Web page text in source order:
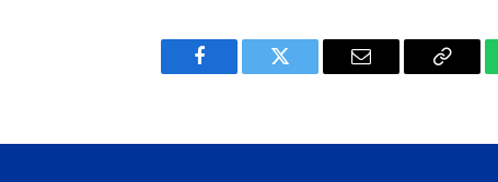
Facebook Twitter Email
Copy